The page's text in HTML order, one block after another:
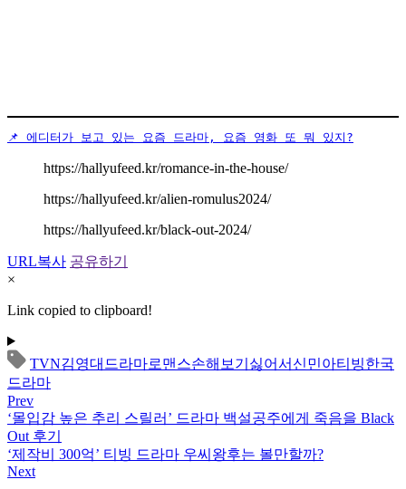
📌 에디터가 보고 있는 요즘 드라마, 요즘 영화 또 뭐 있지?
https://hallyufeed.kr/romance-in-the-house/
https://hallyufeed.kr/alien-romulus2024/
https://hallyufeed.kr/black-out-2024/
URL복사 공유하기
×
Link copied to clipboard!
TVN김영대 드라마로맨스손해보기싫어서 신민아티빙한국
드라마
Prev
‘몰입감 높은 추리 스릴러’ 드라마 백설공주에게 죽음을 Black
Out 후기
‘제작비 300억’ 티빙 드라마 우씨왕후는 볼만할까?
Next